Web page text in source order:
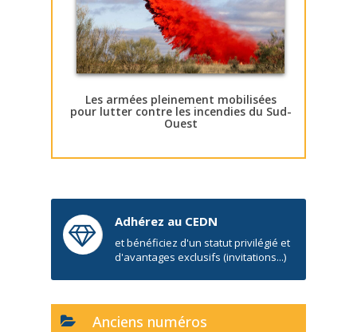
Les armées pleinement mobilisées
pour lutter contre les incendies du Sud-
Ouest
Adhérez au CEDN
et bénéficiez d'un statut privilégié et
d'avantages exclusifs (invitations...)
Anciens numéros